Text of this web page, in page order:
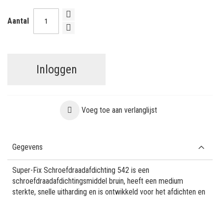
Aantal
Inloggen
Voeg toe aan verlanglijst
Gegevens
Super-Fix Schroefdraadafdichting 542 is een
schroefdraadafdichtingsmiddel bruin, heeft een medium
sterkte, snelle uitharding en is ontwikkeld voor het afdichten en